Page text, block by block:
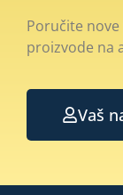
Poručite
proizvode na
Vaš